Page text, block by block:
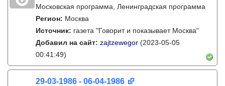
Московская программа, Ленинградская программа
Регион: Москва
Источник: газета "Говорит и показывает Москва"
Добавил на сайт: zajtzewegor (2023-05-05
00:41:49)
29-03-1986 - 06-04-1986